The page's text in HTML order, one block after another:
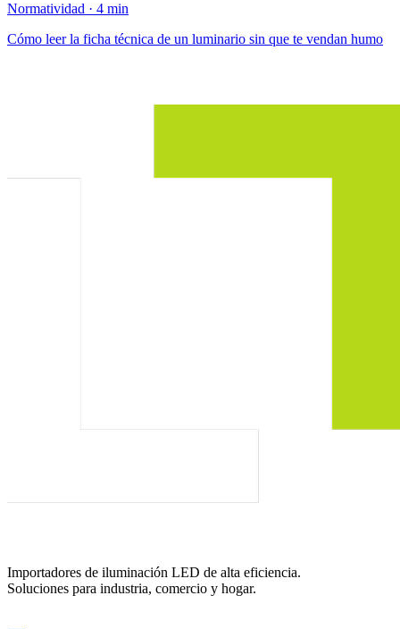
Normatividad · 4 min
Cómo leer la ficha técnica de un luminario sin que te vendan humo
Importadores de iluminación LED de alta eficiencia.
Soluciones para industria, comercio y hogar.